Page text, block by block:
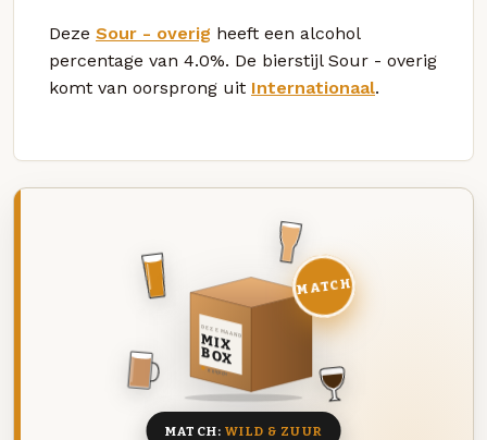
Deze Sour - overig heeft een alcohol
percentage van 4.0%. De bierstijl Sour - overig
komt van oorsprong uit Internationaal.
DEZE MAAND
MIX
BOX
8 BIEREN
MATCH
MATCH:WILD & ZUUR